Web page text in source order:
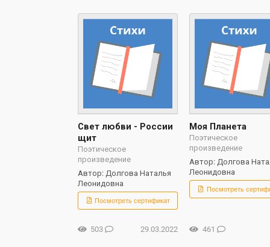
Свет любви - России
щит
Поэтическое
произведение
Автор: Долгова Наталья
Леонидовна
Посмотреть сертификат
29.03.2022
503
Моя Планета
Поэтическое
произведение
Автор: Долгова
Леонидовна
Посмотреть
461